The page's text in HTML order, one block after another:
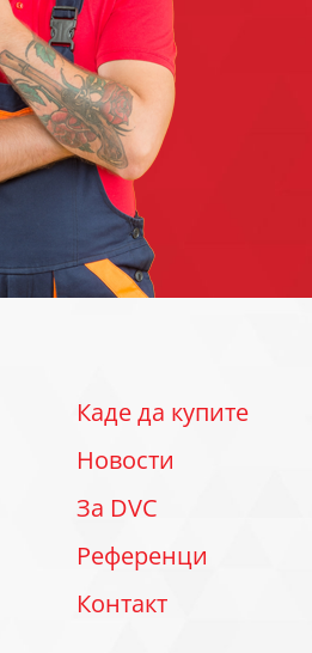
Каде да купите
Новости
За DVC
Референци
Контакт